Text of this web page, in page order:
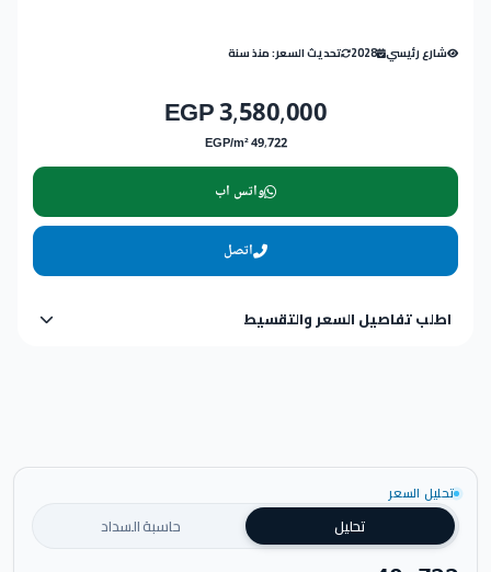
شارع رئيسي 2028 تحديث السعر: منذ سنة
3,580,000 EGP
49,722 EGP/m²
واتس اب
اتصل
اطلب تفاصيل السعر والتقسيط
تحليل السعر
تحليل حاسبة السداد